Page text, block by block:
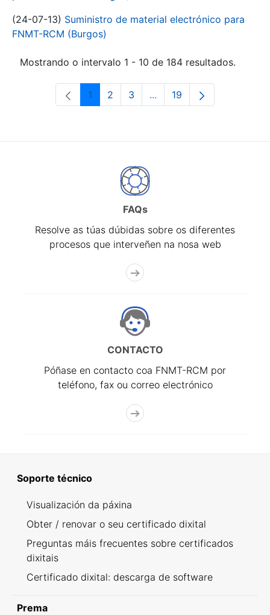
(24-07-13) Suministro de material electrónico para
FNMT-RCM (Burgos)
Mostrando o intervalo 1 - 10 de 184 resultados.
Páxina
1 Páxina
2 Páxina
3 ...Páxinas intermedias Use
Páxina
19
FAQs
Resolve as túas dúbidas sobre os diferentes
procesos que interveñen na nosa web
CONTACTO
Póñase en contacto coa FNMT-RCM por
teléfono, fax ou correo electrónico
Soporte técnico
Visualización da páxina
Obter / renovar o seu certificado dixital
Preguntas máis frecuentes sobre certificados
dixitais
Certificado dixital: descarga de software
Prema